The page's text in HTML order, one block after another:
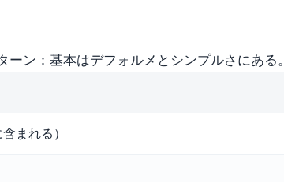
ン：基本はデフォルメとシンプルさにある。
まれる）